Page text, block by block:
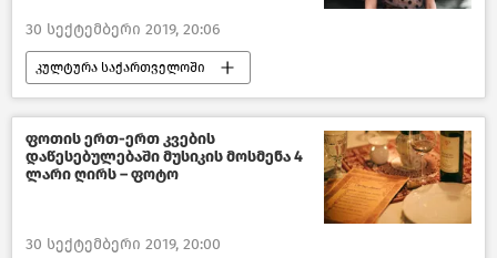
30 სექტემბერი 2019, 20:06
კულტურა საქართველოში
ახალი ამბები საქართველო
ფოთის ერთ-ერთ კვების
დაწესებულებაში მუსიკის მოსმენა 4
ლარი ღირს – ფოტო
30 სექტემბერი 2019, 20:00